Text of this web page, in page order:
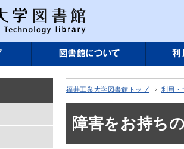
福井工業大学図書館トップ 利用・
障害をお持ち